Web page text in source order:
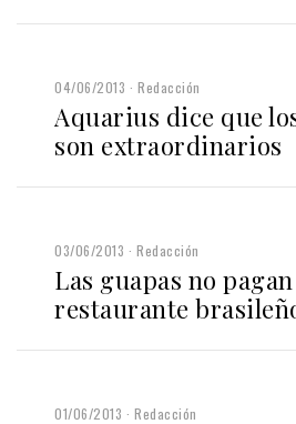
04/06/2013 Redacción
Aquarius dice que
son extraordinarios
03/06/2013 Redacción
Las guapas no
restaurante
01/06/2013 Redacción